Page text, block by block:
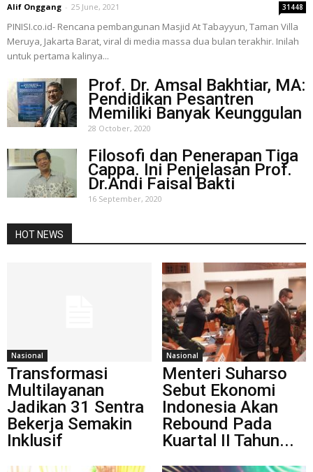
Alif Onggang - 25 June, 2021 31448
PINISI.co.id- Rencana pembangunan Masjid At Tabayyun, Taman Villa
Meruya, Jakarta Barat, viral di media massa dua bulan terakhir. Inilah
untuk pertama kalinya...
Prof. Dr. Amsal Bakhtiar, MA:
Pendidikan Pesantren
Memiliki Banyak Keunggulan
28 October, 2020
Filosofi dan Penerapan Tiga
Cappa. Ini Penjelasan Prof.
Dr.Andi Faisal Bakti
16 September, 2020
HOT NEWS
Nasional
Transformasi
Multilayanan
Jadikan 31 Sentra
Bekerja Semakin
Inklusif
Nasional
Menteri Suharso
Sebut Ekonomi
Indonesia Akan
Rebound Pada
Kuartal II Tahun...